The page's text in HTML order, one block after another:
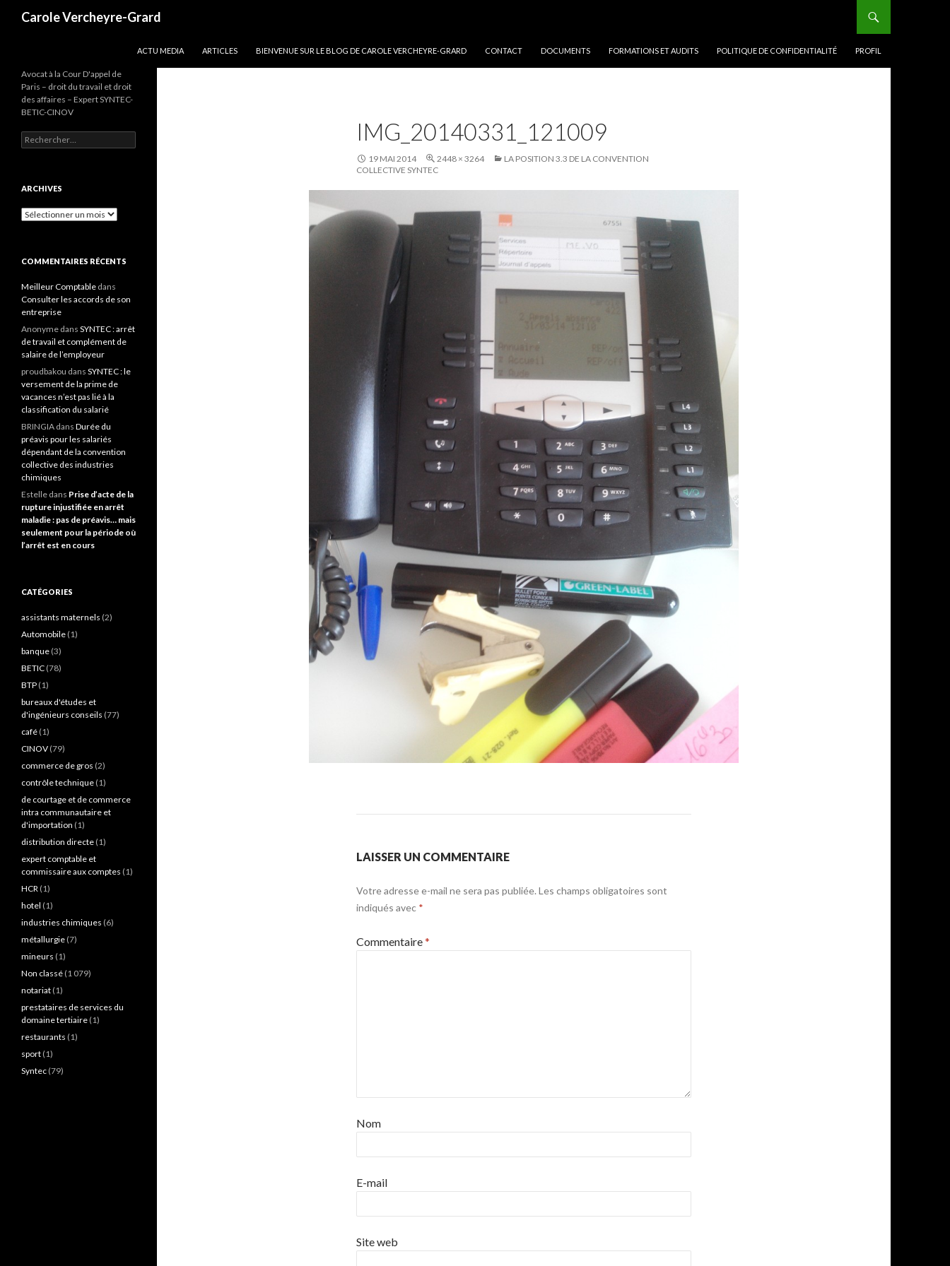
Carole Vercheyre-Grard
ACTU MEDIA
ARTICLES BIENVENUE SUR LE BLOG DE CAROLE VERCHEYRE-GRARD CONTACT DOCUMENTS FORMATIONS ET AUDITS POLITIQUE DE CONFIDENTIALITÉ PROFIL
IMG_20140331_121009
19 MAI 2014 2448 × 3264
LA POSITION 3.3 DE LA CONVENTION
COLLECTIVE SYNTEC
LAISSER UN COMMENTAIRE
Votre adresse e-mail ne sera pas publiée. Les champs obligatoires sont
indiqués avec *
Commentaire*
Nom
E-mail
Site web
Avocat à la Cour D'appel de
Paris – droit du travail et droit
des affaires – Expert SYNTEC-
BETIC-CINOV
Rechercher :
ARCHIVES
Archives
COMMENTAIRES RÉCENTS
Meilleur Comptable dans
Consulter les accords de son
entreprise
Anonyme dans SYNTEC : arrêt
de travail et complément de
salaire de l’employeur
proudbakou dans SYNTEC : le
versement de la prime de
vacances n’est pas lié à la
classification du salarié
BRINGIA dans Durée du
préavis pour les salariés
dépendant de la convention
collective des industries
chimiques
Estelle dans Prise d’acte de la
rupture injustifiée en arrêt
maladie : pas de préavis… mais
seulement pour la période où
l’arrêt est en cours
CATÉGORIES
assistants maternels (2)
Automobile (1)
banque (3)
BETIC (78)
BTP (1)
bureaux d'études et
d'ingénieurs conseils (77)
café (1)
CINOV (79)
commerce de gros (2)
contrôle technique (1)
de courtage et de commerce
intra communautaire et
d'importation (1)
distribution directe (1)
expert comptable et
commissaire aux comptes (1)
HCR (1)
hotel (1)
industries chimiques (6)
métallurgie (7)
mineurs (1)
Non classé (1 079)
notariat (1)
prestataires de services du
domaine tertiaire (1)
restaurants (1)
sport (1)
Syntec (79)